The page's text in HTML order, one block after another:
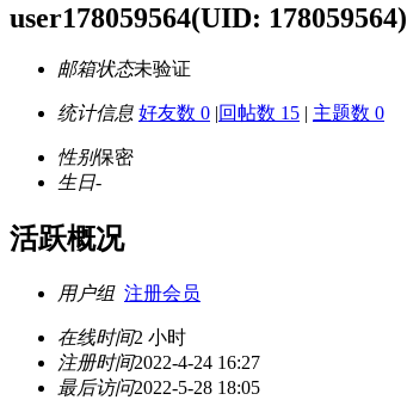
user178059564(UID: 178059564)
邮箱状态未验证
统计信息 好友数 0 |回帖数 15 | 主题数 0
性别保密
生日-
活跃概况
用户组 注册会员
在线时间2 小时
注册时间2022-4-24 16:27
最后访问2022-5-28 18:05